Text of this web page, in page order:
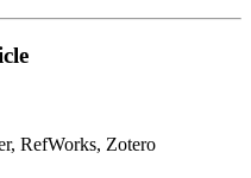
RefWorks, Zotero